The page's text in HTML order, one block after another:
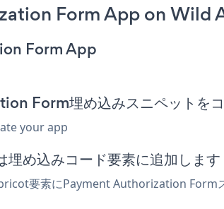
Form App on Wild
Form App
Form埋め込みスニペットをコ
your app
め込みコード要素に追加します
要素にPayment Authorization Form